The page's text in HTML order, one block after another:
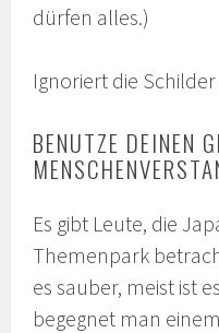
dürfen alles.)
Ignoriert die
BENUTZE DEINEN
Es gibt Leute, die
Themenpark
es sauber, meist ist
begegnet man